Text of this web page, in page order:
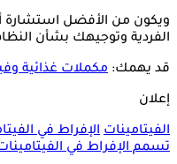
ويكون من الأفضل استشارة
الفردية وتوجيهك بشأن
قد يهمك: مكملات غذائية
إعلان
الفيتامينات الإفراط في
تسمم الإفراط في